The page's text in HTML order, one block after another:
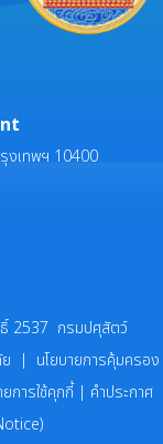
งเทพฯ 10400
2537 กรมปศุสัตว์
| นโยบายการคุ้มครอง
ยการใช้คุกกี้ | คำประกาศ